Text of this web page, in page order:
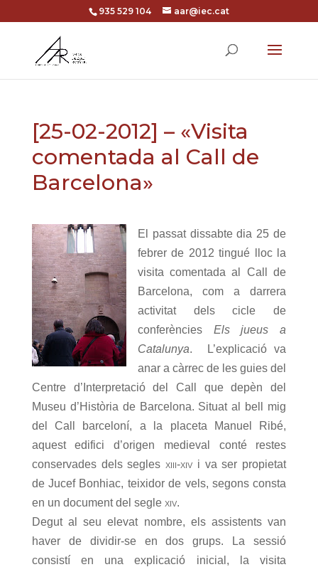
935 529 104 aar@iec.cat
[25-02-2012] – «Visita
comentada al Call de
Barcelona»
El passat dissabte dia 25 de
febrer de 2012 tingué lloc la
visita comentada al Call de
Barcelona, com a darrera
activitat dels cicle de
conferències Els jueus a
Catalunya. L’explicació va
anar a càrrec de les guies del
Centre d’Interpretació del Call que depèn del
Museu d’Història de Barcelona. Situat al bell mig
del Call barceloní, a la placeta Manuel Ribé,
aquest edifici d’origen medieval conté restes
conservades dels seglesxiii-xiv i va ser propietat
de Jucef Bonhiac, teixidor de vels, segons consta
en un document del segle xiv.
Degut al seu elevat nombre, els assistents van
haver de dividir-se en dos grups. La sessió
consistí en una explicació inicial, la visita